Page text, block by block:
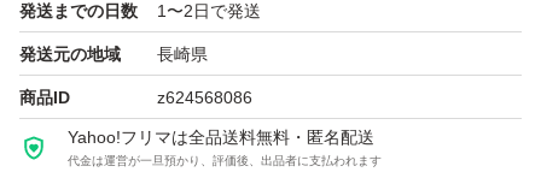
発送までの日数 1〜2日で発送
発送元の地域 長崎県
商品ID z624568086
Yahoo!フリマは全品送料無料・匿名配送
代金は運営が一旦預かり、評価後、出品者に支払われます